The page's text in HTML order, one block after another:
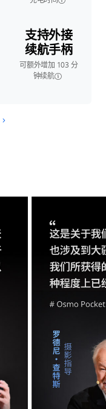
支持外接
续航手柄
可额外增加 103 分
钟续航